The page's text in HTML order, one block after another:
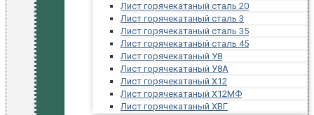
Лист горячекатаный сталь 20
Лист горячекатаный сталь 3
Лист горячекатаный сталь 35
Лист горячекатаный сталь 45
Лист горячекатаный У8
Лист горячекатаный У8А
Лист горячекатаный Х12
Лист горячекатаный Х12МФ
Лист горячекатаный ХВГ